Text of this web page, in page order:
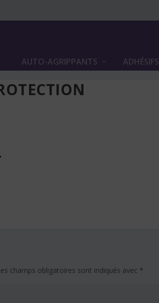
AUTO-AGRIPPANTS ADHÉSIFS
champs obligatoires sont indiqués avec *